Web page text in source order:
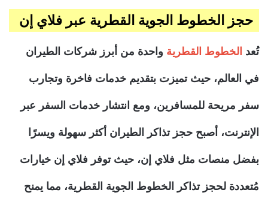
حجز الخطوط الجوية القطرية عبر فلاي إن
تُعد الخطوط القطرية واحدة من أبرز شركات الطيران
في العالم، حيث تميزت بتقديم خدمات فاخرة وتجارب
سفر مريحة للمسافرين، ومع انتشار خدمات السفر عبر
الإنترنت، أصبح حجز تذاكر الطيران أكثر سهولة ويسرًا
بفضل منصات مثل فلاي إن، حيث توفر فلاي إن خيارات
مُتعددة لحجز تذاكر الخطوط الجوية القطرية، مما يمنح